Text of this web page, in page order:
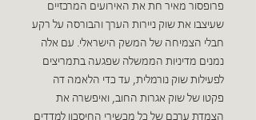
פרופסור‮ ‬מאיר חת‮ ‬את האירועים המרכזיים
שעיצבו את שוק ניירות הערך והבורסה על רקע
חבלי הצמיחה של המשק הישראלי‮. ‬עם אלה
נמנים מדיניות הממשלה שפגעה בתמריצים
לפעילות שוק נורמלית‮, ‬עד כדי הלאמה דה
פקטו של שוק אגרות החוב‮, ‬ואיפשרה את
הצמדת ערכם של כל מכשירי החיסכון למדדים